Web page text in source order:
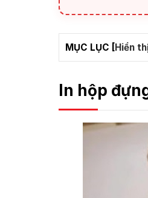
MỤC LỤC [Hiển
In hộp